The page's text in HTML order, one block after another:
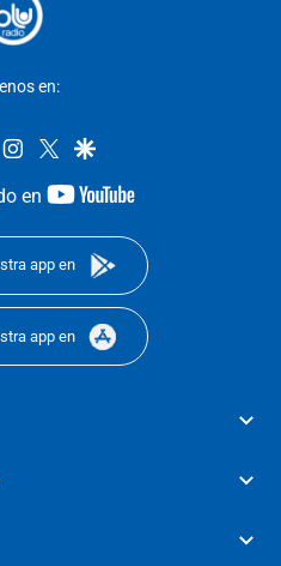
en:
instagram
twittergoogle
en
youtube-
app en
app en